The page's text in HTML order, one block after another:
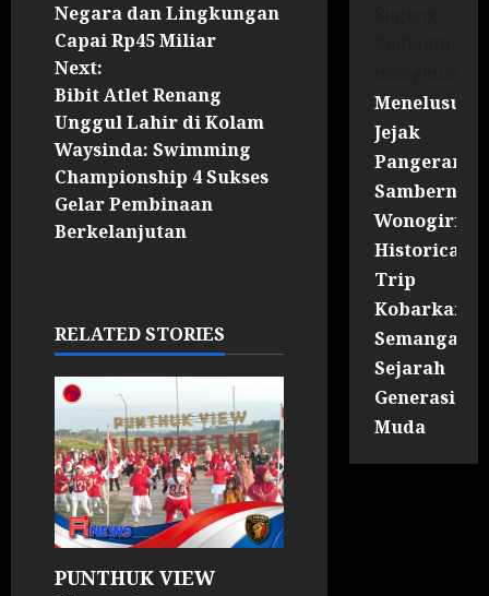
Negara dan Lingkungan
Capai Rp45 Miliar
Next:
Bibit Atlet Renang
Unggul Lahir di Kolam
Waysinda: Swimming
Championship 4 Sukses
Gelar Pembinaan
Berkelanjutan
RELATED STORIES
PUNTHUK VIEW
Menelusuri
Jejak
Pangeran
Wonogiri
Historical
Trip
Kobarkan
Semangat
Sejarah
Generasi
Muda